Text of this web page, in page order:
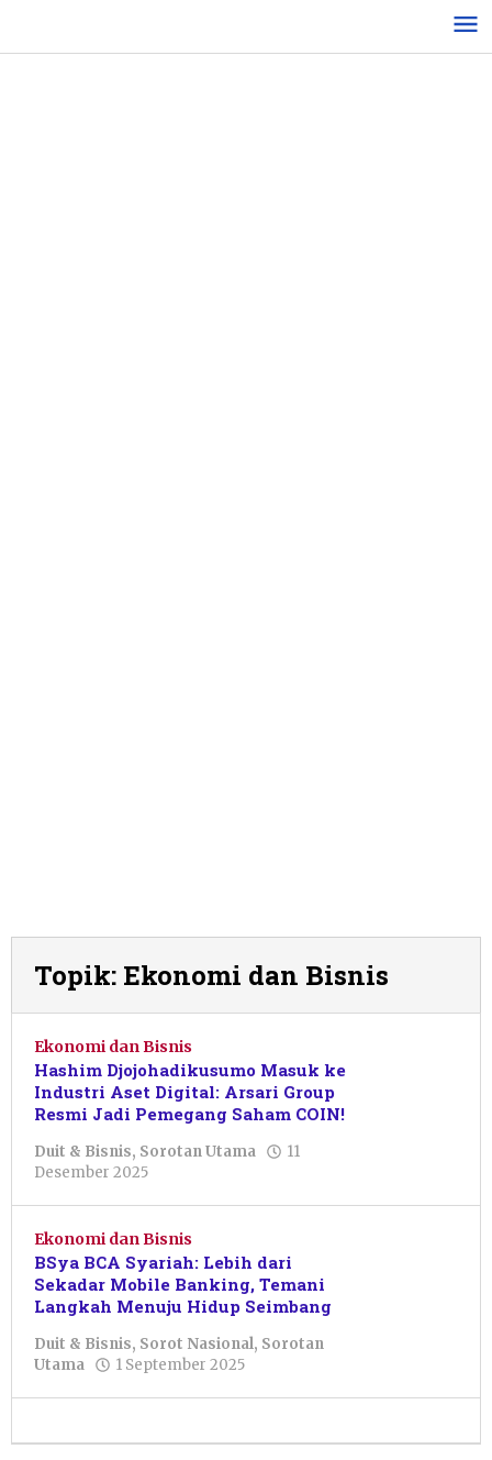
konten
Topik: Ekonomi dan Bisnis
Ekonomi dan Bisnis
Hashim Djojohadikusumo Masuk ke
Industri Aset Digital: Arsari Group
Resmi Jadi Pemegang Saham COIN!
Duit & Bisnis, Sorotan Utama
11
Desember 2025
Purnawan
Ekonomi dan Bisnis
BSya BCA Syariah: Lebih dari
Sekadar Mobile Banking, Temani
Langkah Menuju Hidup Seimbang
Duit & Bisnis, Sorot Nasional, Sorotan
Utama
1 September 2025
Purnawan